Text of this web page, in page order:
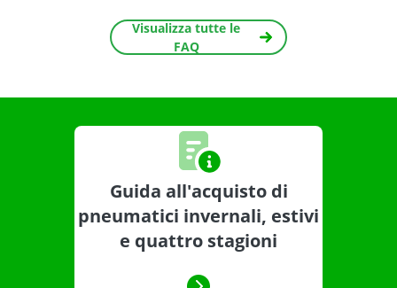
Visualizza tutte le
FAQ
Guida all'acquisto di
pneumatici invernali, estivi
e quattro stagioni